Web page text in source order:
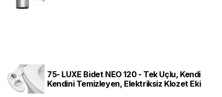
75- LUXE Bidet NEO 120 - Tek Uçlu, Kendi
Kendini Temizleyen, Elektriksiz Klozet Eki